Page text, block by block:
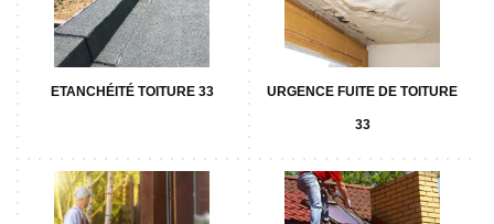
ETANCHÉITÉ TOITURE 33 URGENCE FUITE DE TOITURE
33